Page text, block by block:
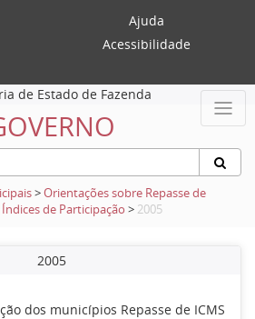
Ajuda
Acessibilidade
de Estado de Fazenda
>Orientações sobre Repasse de
Índices de Participação > 2005
2005
dos municípios Repasse de ICMS